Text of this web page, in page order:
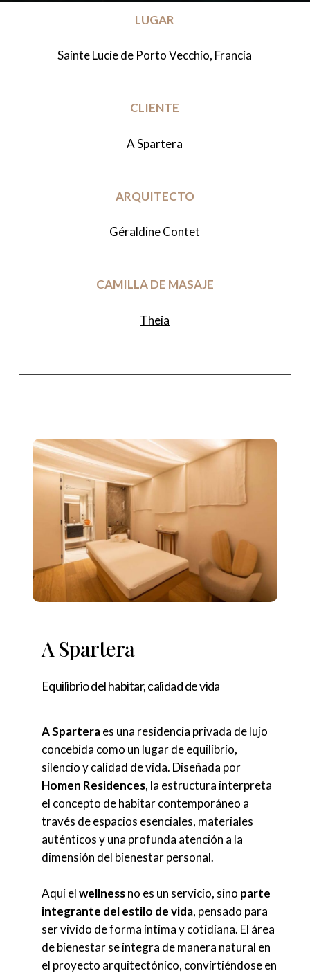
LUGAR
Sainte Lucie de Porto Vecchio, Francia
CLIENTE
A Spartera
ARQUITECTO
Géraldine Contet
CAMILLA DE MASAJE
Theia
A Spartera
Equilibrio del habitar, calidad de vida
A Sparteraes una residencia privada de lujo
concebida como un lugar de equilibrio,
silencio y calidad de vida. Diseñada por
Homen Residences, la estructura interpreta
el concepto de habitar contemporáneo a
través de espacios esenciales, materiales
auténticos y una profunda atención a la
dimensión del bienestar personal.
Aquí elwellnessno es un servicio, sino parte
integrante del estilo de vida, pensado para
ser vivido de forma íntima y cotidiana. El área
de bienestar se integra de manera natural en
el proyecto arquitectónico, convirtiéndose en